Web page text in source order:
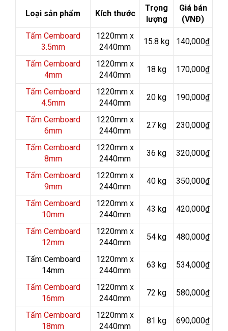
Loại sản phẩm Kích thước
Trọng
lượng
Giá bán
(VNĐ)
Tấm Cemboard
3.5mm
1220mm x
2440mm
15.8 kg 140,000₫
Tấm Cemboard
4mm
1220mm x
2440mm
18 kg 170,000₫
Tấm Cemboard
4.5mm
1220mm x
2440mm
20 kg 190,000₫
Tấm Cemboard
6mm
1220mm x
2440mm
27 kg 230,000₫
Tấm Cemboard
8mm
1220mm x
2440mm
36 kg 320,000₫
Tấm Cemboard
9mm
1220mm x
2440mm
40 kg 350,000₫
Tấm Cemboard
10mm
1220mm x
2440mm
43 kg 420,000₫
Tấm Cemboard
12mm
1220mm x
2440mm
54 kg 480,000₫
Tấm Cemboard
14mm
1220mm x
2440mm
63 kg 534,000₫
Tấm Cemboard
16mm
1220mm x
2440mm
72 kg 580,000₫
Tấm Cemboard
18mm
1220mm x
2440mm
81 kg 690,000₫